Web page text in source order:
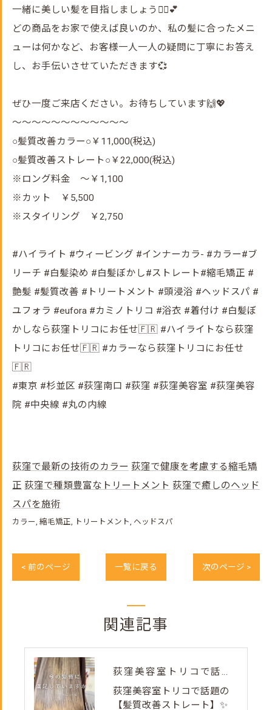
一緒に美しい髪を目指しましょう💁‍♀️💕
どの商品をお家で使えば良いのか、私の髪に合ったメニ
ューは何かなど、お客様一人一人の疑問に丁寧にお答え
し、お手伝いさせていただきます💞
ぜひ一度ご来店ください。お待ちしています🙌💖
～～～～～～～～～～～～
○髪質改善カラー○￥11,000(税込)
○髪質改善ストレート○￥22,000(税込)
※ロング料金 ～￥1,100
※カット ￥5,500
※スタイリング ￥2,750
#ハイライト #ウィービング #インナーカラ- #カラー#ブ
リーチ #白髪染め #白髪ぼかし#ストレート#縮毛矯正 #
艶髪 #髪質改善 #トリートメント #頭浸浴 #ヘッドスパ #
ユフォラ #eufora #カミノトリコ #浴衣 #着付け #白髪ぼ
かしなら荻窪トリコにお任せ🇫🇷 #ハイライトなら荻窪
トリコにお任せ🇫🇷 #カラーなら荻窪トリコにお任せ
🇫🇷
#東京 #杉並区 #荻窪南口 #荻窪 #荻窪美容室 #荻窪美容
院 #中央線 #丸の内線
荻窪で最新の技術のカラー 荻窪で健康を考慮する縮毛矯
正 荻窪で種類豊富なトリートメント 荻窪で癒しのヘッド
スパを施術
カラー 縮毛矯正 トリートメント ヘッドスパ
< 前のページ 一覧に戻る 次のページ >
関連記事
荻窪美容室トリコで話題の【髪質改善ストレート】✨
荻窪美容室トリコで話題の
【髪質改善ストレート】✨